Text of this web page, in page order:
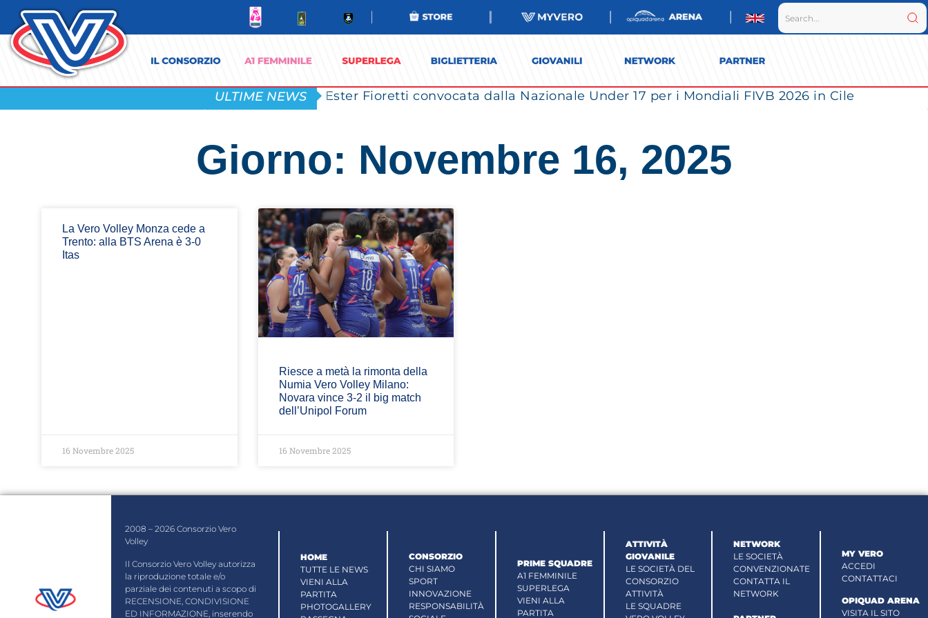
ULTIME NEWS Ester Fioretti convocata dalla Nazionale Under 17 per i Mondiali FIVB 2026 in Cile
Giorno: Novembre 16, 2025
La Vero Volley Monza cede a
Trento: alla BTS Arena è 3-0
Itas
16 Novembre 2025
Riesce a metà la rimonta della
Numia Vero Volley Milano:
Novara vince 3-2 il big match
dell’Unipol Forum
16 Novembre 2025
2008 – 2026 Consorzio Vero
Volley
Il Consorzio Vero Volley autorizza
la riproduzione totale e/o
parziale dei contenuti a scopo di
RECENSIONE, CONDIVISIONE
ED INFORMAZIONE, inserendo
HOME
TUTTE LE NEWS
VIENI ALLA
PARTITA
PHOTOGALLERY
CONSORZIO
CHI SIAMO
SPORT
INNOVAZIONE
RESPONSABILITÀ
PRIME SQUADRE
A1 FEMMINILE
SUPERLEGA
VIENI ALLA
PARTITA
ATTIVITÀ
GIOVANILE
LE SOCIETÀ DEL
CONSORZIO
ATTIVITÀ
LE SQUADRE
NETWORK
LE SOCIETÀ
CONVENZIONATE
CONTATTA IL
NETWORK
MY VERO
ACCEDI
CONTATTACI
OPIQUAD ARENA
VISITA IL SITO